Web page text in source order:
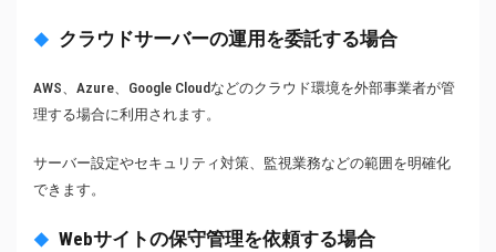
クラウドサーバーの運用を委託する場合
AWS、Azure、Google Cloudなどのクラウド環境を外部事業者が管
理する場合に利用されます。
サーバー設定やセキュリティ対策、監視業務などの範囲を明確化
できます。
Webサイトの保守管理を依頼する場合